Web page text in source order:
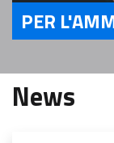
PER
News